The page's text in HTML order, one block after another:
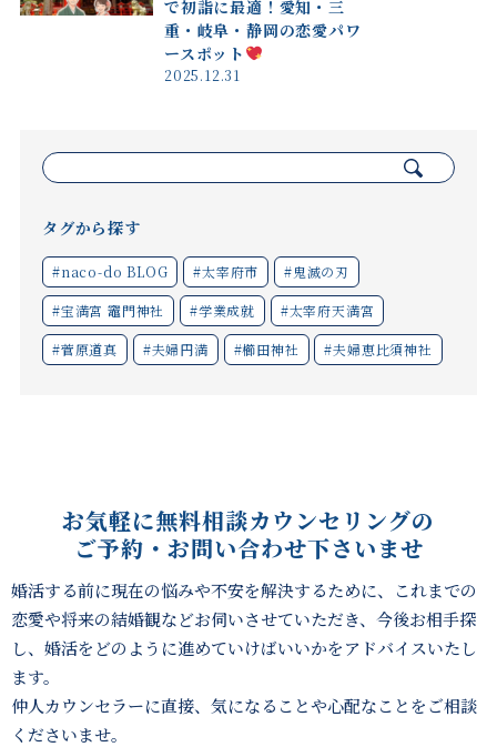
で初詣に最適！愛知・三
重・岐阜・静岡の恋愛パワ
ースポット
2025.12.31
索:
タグから探す
#naco-do BLOG #太宰府市 #鬼滅の刃
#宝満宮 竈門神社 #学業成就 #太宰府天満宮
#菅原道真 #夫婦円満 #櫛田神社 #夫婦恵比須神社
お気軽に無料相談カウンセリングの
ご予約・お問い合わせ下さいませ
婚活する前に現在の悩みや不安を解決するために、これまでの
恋愛や将来の結婚観などお伺いさせていただき、 今後お相手探
し、婚活をどのように進めていけばいいかをアドバイスいたし
ます。
仲人カウンセラーに直接、気になることや心配なことをご相談
くださいませ。